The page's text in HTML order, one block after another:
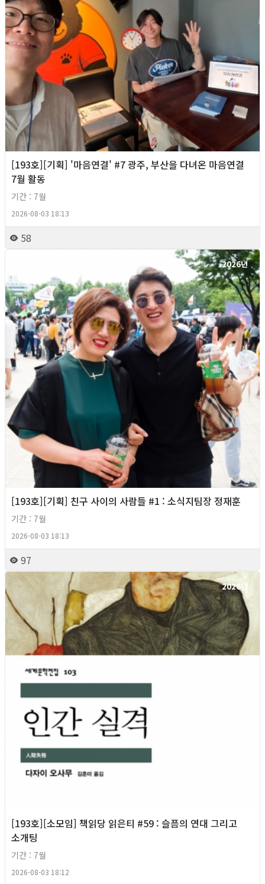
[193호][기획] '마음연결' #7 광주, 부산을 다녀온 마음연결
7월 활동
기간 : 7월
2026-08-03 18:13
58
2026년
[193호][기획] 친구 사이의 사람들 #1 : 소식지팀장 정재훈
기간 : 7월
2026-08-03 18:13
97
2026년
[193호][소모임] 책읽당 읽은티 #59 : 슬픔의 연대 그리고
소개팅
기간 : 7월
2026-08-03 18:12